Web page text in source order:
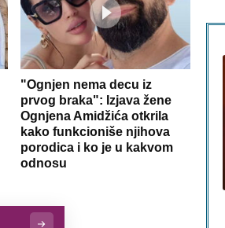
"Ognjen nema decu iz
prvog braka": Izjava žene
Ognjena Amidžića otkrila
kako funkcioniše njihova
porodica i ko je u kakvom
odnosu